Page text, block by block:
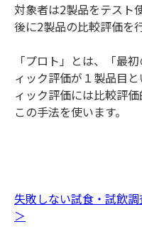
対象者は2製品をテスト
後に2製品の比較評価を
「プロト」とは、「最
ィック評価が１製品目
ィック評価には比較評
この手法を使います。
失敗しない試食・試飲
＞